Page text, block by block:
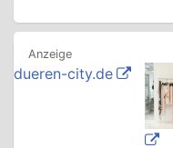
dueren-city.de